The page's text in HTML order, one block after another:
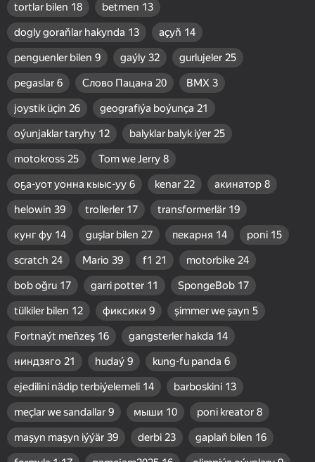
tortlar bilen 18 betmen 13
dogly goraňlar hakynda 13 açyň 14
penguenler bilen 9 gaýly 32 gurlujeler 25
pegaslar 6 Слово Пацана 20 BMX 3
joystik üçin 26 geografiýa boýunça 21
oýunjaklar taryhy 12 balyklar balyk iýer 25
motokross 25 Tom we Jerry 8
оҕа-уот уонна кыыс-уу 6 kenar 22 акинатор 8
helowin 39 trollerler 17 transformerlär 19
кунг фу 14 guşlar bilen 27 пекарня 14 poni 15
scratch 24 Mario 39 f1 21 motorbike 24
bob oğru 17 garri potter 11 SpongeBob 17
tülkiler bilen 12 фиксики 9 şimmer we şayn 5
Fortnaýt meňzeş 16 gangsterler hakda 14
ниндзяго 21 hudaý 9 kung-fu panda 6
ejedilini nädip terbiýelemeli 14 barboskini 13
meçlar we sandallar 9 мыши 10 poni kreator 8
maşyn maşyn iýýär 39 derbi 23 gaplaň bilen 16